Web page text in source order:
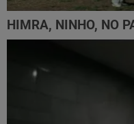
HIMRA, NINHO, NO